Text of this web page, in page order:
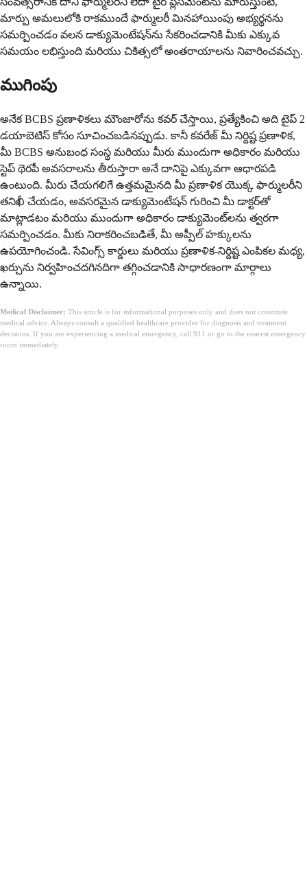
మార్పు అమలులోకి రాకముందే ఫార్ములరీ మినహాయింపు అభ్యర్థనను
సమర్పించడం వలన డాక్యుమెంటేషన్‌ను సేకరించడానికి మీకు ఎక్కువ
సమయం లభిస్తుంది మరియు చికిత్సలో అంతరాయాలను నివారించవచ్చు.
ముగింపు
అనేక BCBS ప్రణాళికలు మౌంజారోను కవర్ చేస్తాయి, ప్రత్యేకించి అది టైప్ 2
డయాబెటిస్ కోసం సూచించబడినప్పుడు. కానీ కవరేజ్ మీ నిర్దిష్ట ప్రణాళిక,
మీ BCBS అనుబంధ సంస్థ మరియు మీరు ముందుగా అధికారం మరియు
స్టెప్ థెరపీ అవసరాలను తీరుస్తారా అనే దానిపై ఎక్కువగా ఆధారపడి
ఉంటుంది. మీరు చేయగలిగే ఉత్తమమైనది మీ ప్రణాళిక యొక్క ఫార్ములరీని
తనిఖీ చేయడం, అవసరమైన డాక్యుమెంటేషన్ గురించి మీ డాక్టర్‌తో
మాట్లాడటం మరియు ముందుగా అధికారం డాక్యుమెంట్‌లను త్వరగా
సమర్పించడం. మీకు నిరాకరించబడితే, మీ అప్పీల్ హక్కులను
ఉపయోగించండి. సేవింగ్స్ కార్డులు మరియు ప్రణాళిక-నిర్దిష్ట ఎంపికల మధ్య,
ఖర్చును నిర్వహించదగినదిగా తగ్గించడానికి సాధారణంగా మార్గాలు
ఉన్నాయి.
Medical Disclaimer: This article is for informational purposes only and does not constitute
medical advice. Always consult a qualified healthcare provider for diagnosis and treatment
decisions. If you are experiencing a medical emergency, call 911 or go to the nearest emergency
room immediately.